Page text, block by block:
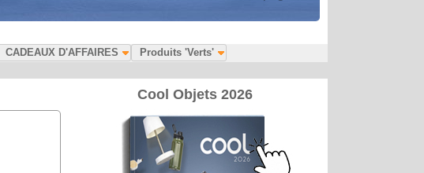
CADEAUX D'AFFAIRES
Produits 'Verts'
Cool Objets 2026